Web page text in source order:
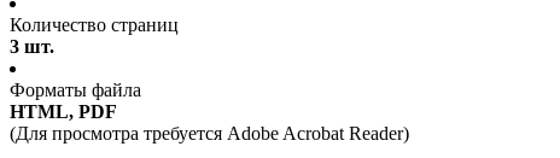
Количество страниц
3 шт.
Форматы файла
HTML, PDF
(Для просмотра требуется Adobe Acrobat Reader)